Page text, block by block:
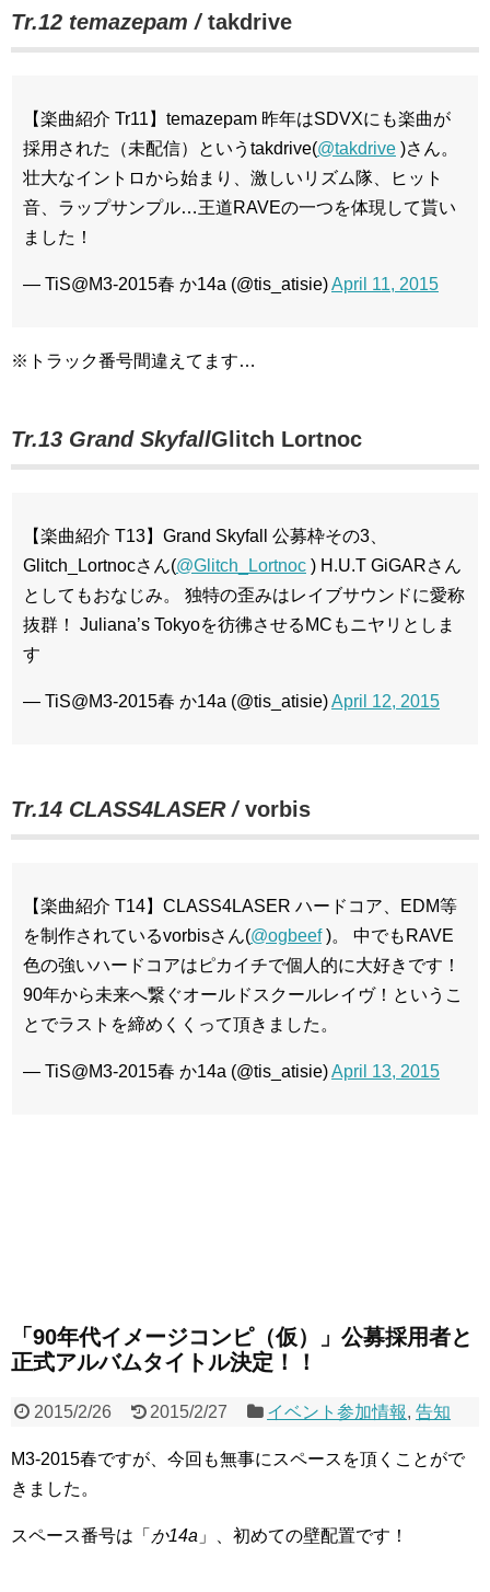
Tr.12 temazepam /takdrive
【楽曲紹介 Tr11】temazepam 昨年はSDVXにも楽曲が
採用された（未配信）というtakdrive(@takdrive )さん。
壮大なイントロから始まり、激しいリズム隊、ヒット
音、ラップサンプル…王道RAVEの一つを体現して貰い
ました！
— TiS@M3-2015春 か14a (@tis_atisie)April 11, 2015
※トラック番号間違えてます…
Tr.13 Grand SkyfallGlitch Lortnoc
【楽曲紹介 T13】Grand Skyfall 公募枠その3、
Glitch_Lortnocさん(@Glitch_Lortnoc ) H.U.T GiGARさん
としてもおなじみ。 独特の歪みはレイブサウンドに愛称
抜群！ Juliana’s Tokyoを彷彿させるMCもニヤリとしま
す
— TiS@M3-2015春 か14a (@tis_atisie)April 12, 2015
Tr.14 CLASS4LASER /vorbis
【楽曲紹介 T14】CLASS4LASER ハードコア、EDM等
を制作されているvorbisさん(@ogbeef)。 中でもRAVE
色の強いハードコアはピカイチで個人的に大好きです！
90年から未来へ繋ぐオールドスクールレイヴ！というこ
とでラストを締めくくって頂きました。
— TiS@M3-2015春 か14a (@tis_atisie)April 13, 2015
「90年代イメージコンピ（仮）」公募採用者と
正式アルバムタイトル決定！！
2015/2/26 2015/2/27 イベント参加情報,告知
M3-2015春ですが、今回も無事にスペースを頂くことがで
きました。
スペース番号は「 か14a 」、初めての壁配置です！